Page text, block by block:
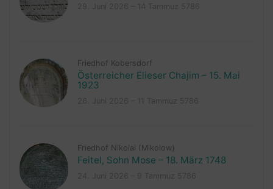
Friedhof Kobersdorf
Österreicher Elieser Chajim – 15. Mai
1923
Friedhof Nikolai (Mikolow)
Feitel, Sohn Mose – 18. März 1748